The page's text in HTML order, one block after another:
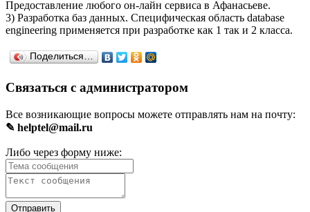
Предоставление любого он-лайн сервиса в Афанасьеве.
3) Разработка баз данных. Специфическая область database
engineering применяется при разработке как 1 так и 2 класса.
Поделиться…
Связаться с администратором
Все возникающие вопросы можете отправлять нам на почту:
✎ helptel@mail.ru
Либо через форму ниже: